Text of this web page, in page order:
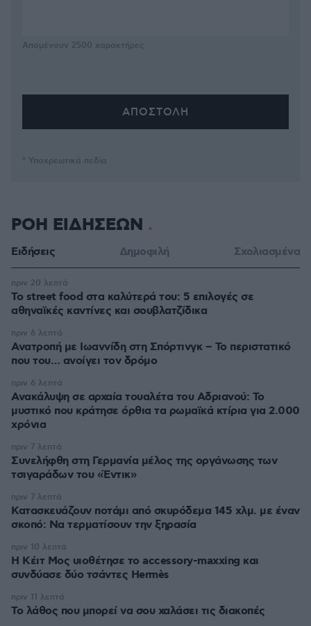
Απομένουν 2500 χαρακτήρες
* Υποχρεωτικά πεδία
ΡΟΗ ΕΙΔΗΣΕΩΝ
Ειδήσεις Δημοφιλή Σχολιασμένα
Το street food στα καλύτερά του: 5 επιλογές σε
αθηναϊκές καντίνες και σουβλατζίδικα
πριν 20 λεπτά
Ανατροπή με Ιωαννίδη στη Σπόρτινγκ – Το περιστατικό
που του… ανοίγει τον δρόμο
πριν 6 λεπτά
Ανακάλυψη σε αρχαία τουαλέτα του Αδριανού: Το
μυστικό που κράτησε όρθια τα ρωμαϊκά κτίρια για 2.000
χρόνια
πριν 6 λεπτά
Συνελήφθη στη Γερμανία μέλος της οργάνωσης των
τσιγαράδων του «Έντικ»
πριν 7 λεπτά
Κατασκευάζουν ποτάμι από σκυρόδεμα 145 χλμ. με έναν
σκοπό: Να τερματίσουν την ξηρασία
πριν 7 λεπτά
Η Κέιτ Μος υιοθέτησε τo accessory-maxxing και
συνδύασε δύο τσάντες Hermès
πριν 10 λεπτά
Το λάθος που μπορεί να σου χαλάσει τις διακοπές
πριν 11 λεπτά